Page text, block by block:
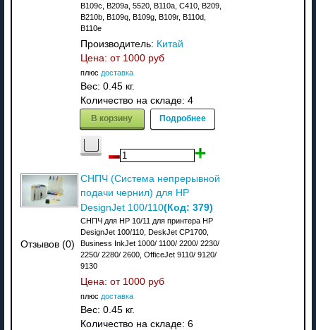
B109c, B209a, 5520, B110a, C410, B209,
B210b, B109q, B109g, B109r, B110d,
B110e
Производитель: Китай
Цена: от 1000 руб
плюс доставка
Вес: 0.45 кг.
Количество на складе: 4
В корзину Подробнее
Отзывов (0)
СНПЧ (Система непрерывной
подачи чернил) для HP
DesignJet 100/110(Код: 379)
СНПЧ для HP 10/11 для принтера HP
DesignJet 100/110, DeskJet CP1700,
Business InkJet 1000/ 1100/ 2200/ 2230/
2250/ 2280/ 2600, OfficeJet 9110/ 9120/
9130
Цена: от 1000 руб
плюс доставка
Вес: 0.45 кг.
Количество на складе: 6